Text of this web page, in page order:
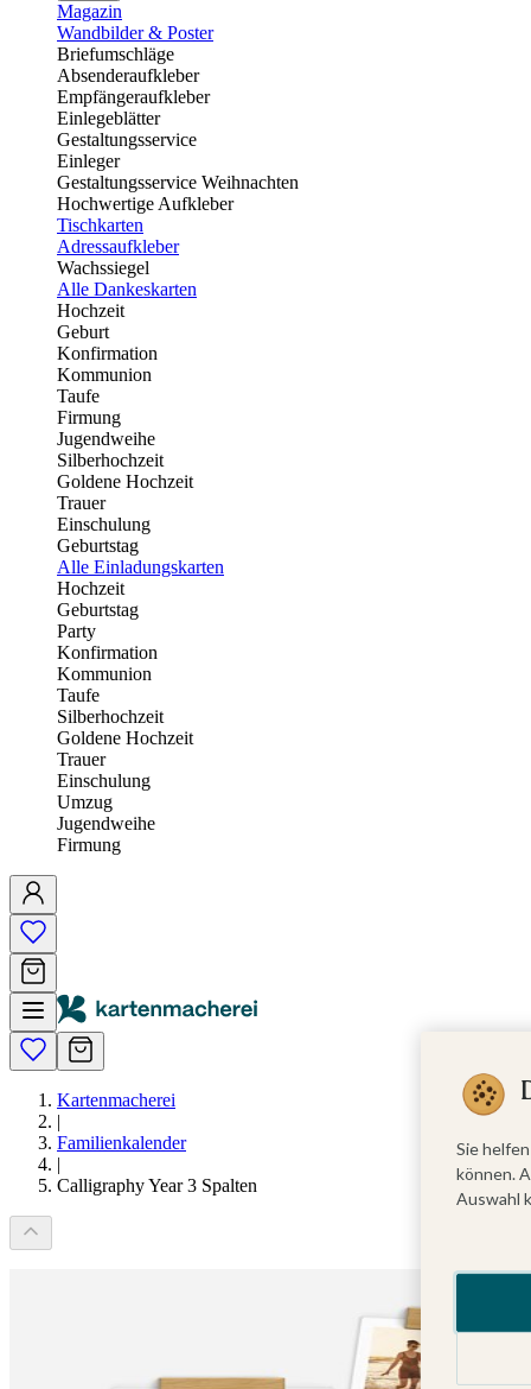
Magazin
Wandbilder & Poster
Briefumschläge
Absenderaufkleber
Empfängeraufkleber
Einlegeblätter
Gestaltungsservice
Einleger
Gestaltungsservice Weihnachten
Hochwertige Aufkleber
Tischkarten
Adressaufkleber
Wachssiegel
Alle Dankeskarten
Hochzeit
Geburt
Konfirmation
Kommunion
Taufe
Firmung
Jugendweihe
Silberhochzeit
Goldene Hochzeit
Trauer
Einschulung
Geburtstag
Alle Einladungskarten
Hochzeit
Geburtstag
Party
Konfirmation
Kommunion
Taufe
Silberhochzeit
Goldene Hochzeit
Trauer
Einschulung
Umzug
Jugendweihe
Firmung
Kartenmacherei
|
Familienkalender
|
Calligraphy Year 3 Spalten
Sie
können.
Auswahl